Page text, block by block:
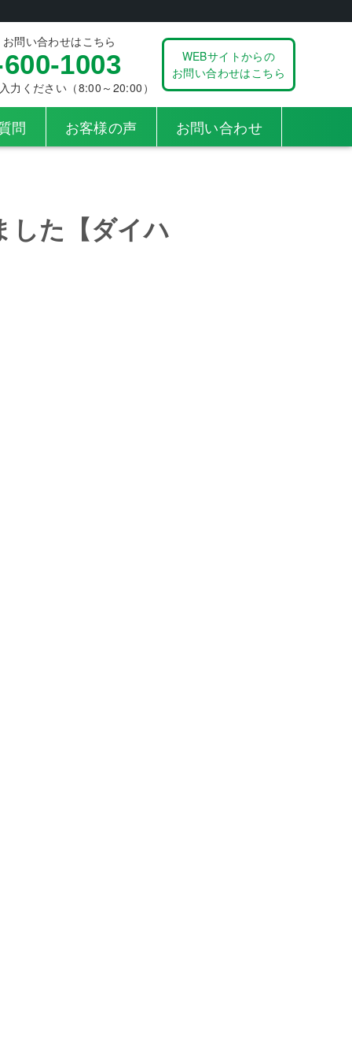
問い合わせはこちら
1003
力ください（8:00～20:00）
WEBサイトからの
お問い合わせはこちら
問 お客様の声 お問い合わせ
した【ダイハ